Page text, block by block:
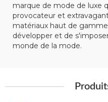
marque de mode de luxe
provocateur et
matériaux haut de
développer et de
monde de la mode.